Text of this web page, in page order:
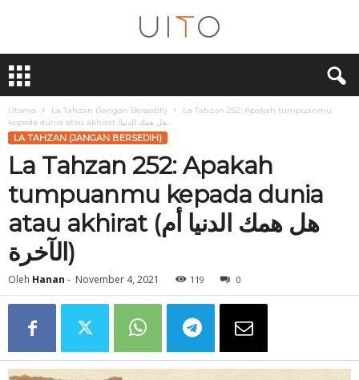
T
Utama La Tahzan (Jangan Bersedih)
La Tahzan 252: Apakah tumpuanmu
kepada dunia atau akhirat (هل همك الدنيا...
LA TAHZAN (JANGAN BERSEDIH)
La Tahzan 252: Apakah
tumpuanmu kepada dunia
atau akhirat (هل همك الدنيا أم
الآخرة)
Oleh Hanan - November 4, 2021 119 0